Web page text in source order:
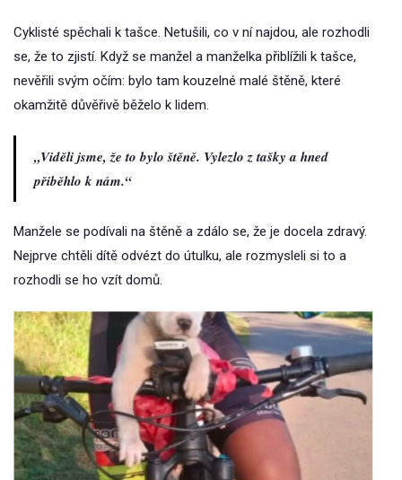
Cyklisté spěchali k tašce. Netušili, co v ní najdou, ale rozhodli
se, že to zjistí. Když se manžel a manželka přiblížili k tašce,
nevěřili svým očím: bylo tam kouzelné malé štěně, které
okamžitě důvěřivě běželo k lidem.
„Viděli jsme, že to bylo štěně. Vylezlo z tašky a hned
přiběhlo k nám.“
Manžele se podívali na štěně a zdálo se, že je docela zdravý.
Nejprve chtěli dítě odvézt do útulku, ale rozmysleli si to a
rozhodli se ho vzít domů.